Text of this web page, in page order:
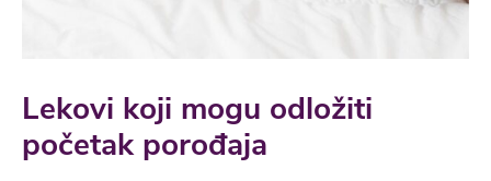
Lekovi koji mogu odložiti
početak porođaja